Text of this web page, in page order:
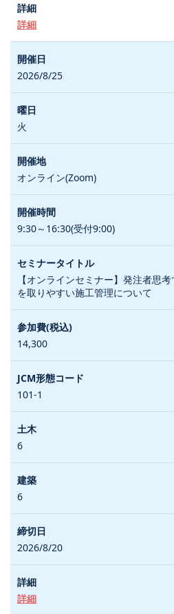
詳細
2026/8/25
火
オンライン(Zoom)
9:30～16:30(受付9:00)
【オンラインセミナー】発注者思
を取りやすい施工管理について
14,300
101-1
6
6
2026/8/20
詳細